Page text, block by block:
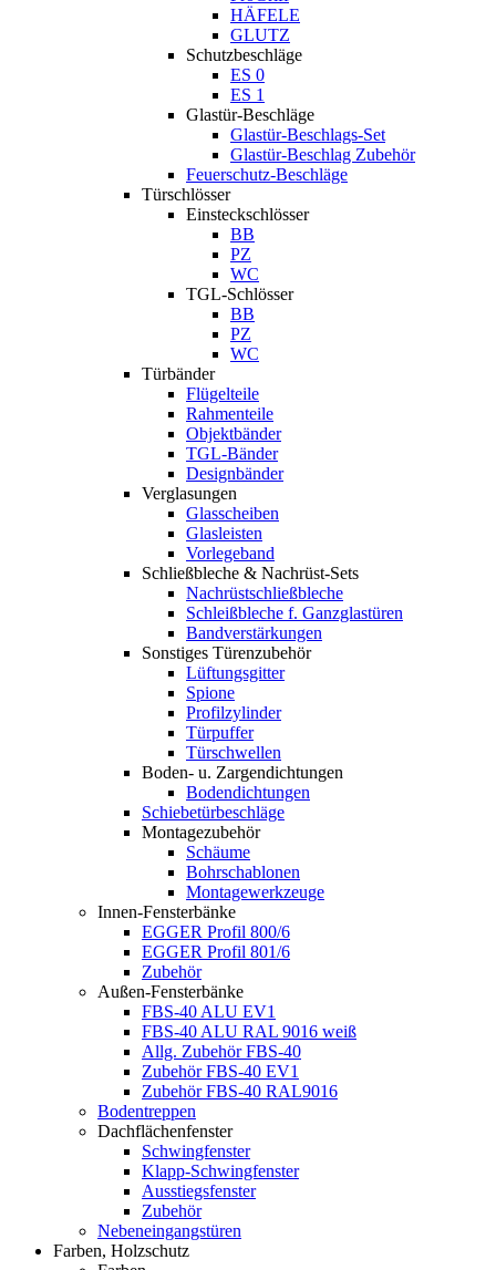
HÄFELE
GLUTZ
Schutzbeschläge
ES 0
ES 1
Glastür-Beschläge
Glastür-Beschlags-Set
Glastür-Beschlag Zubehör
Feuerschutz-Beschläge
Türschlösser
Einsteckschlösser
BB
PZ
WC
TGL-Schlösser
BB
PZ
WC
Türbänder
Flügelteile
Rahmenteile
Objektbänder
TGL-Bänder
Designbänder
Verglasungen
Glasscheiben
Glasleisten
Vorlegeband
Schließbleche & Nachrüst-Sets
Nachrüstschließbleche
Schleißbleche f. Ganzglastüren
Bandverstärkungen
Sonstiges Türenzubehör
Lüftungsgitter
Spione
Profilzylinder
Türpuffer
Türschwellen
Boden- u. Zargendichtungen
Bodendichtungen
Schiebetürbeschläge
Montagezubehör
Schäume
Bohrschablonen
Montagewerkzeuge
Innen-Fensterbänke
EGGER Profil 800/6
EGGER Profil 801/6
Zubehör
Außen-Fensterbänke
FBS-40 ALU EV1
FBS-40 ALU RAL 9016 weiß
Allg. Zubehör FBS-40
Zubehör FBS-40 EV1
Zubehör FBS-40 RAL9016
Bodentreppen
Dachflächenfenster
Schwingfenster
Klapp-Schwingfenster
Ausstiegsfenster
Zubehör
Nebeneingangstüren
Farben, Holzschutz